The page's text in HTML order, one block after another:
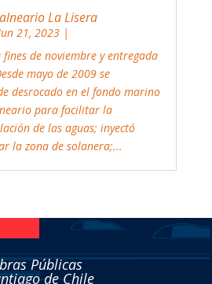
de noviembre y entregada
mayo de 2009 se
desrocado en el fondo marino
para facilitar la
de las aguas; inyectó
la zona de solanera;...
Públicas
de Chile